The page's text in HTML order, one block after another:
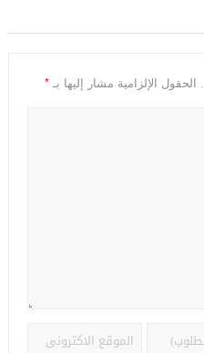
الحقول الإلزامية مشار إليها بـ *